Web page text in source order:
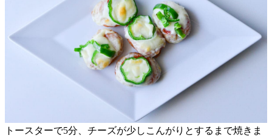
トースターで5分、チーズが少しこんがりとするまで焼きま